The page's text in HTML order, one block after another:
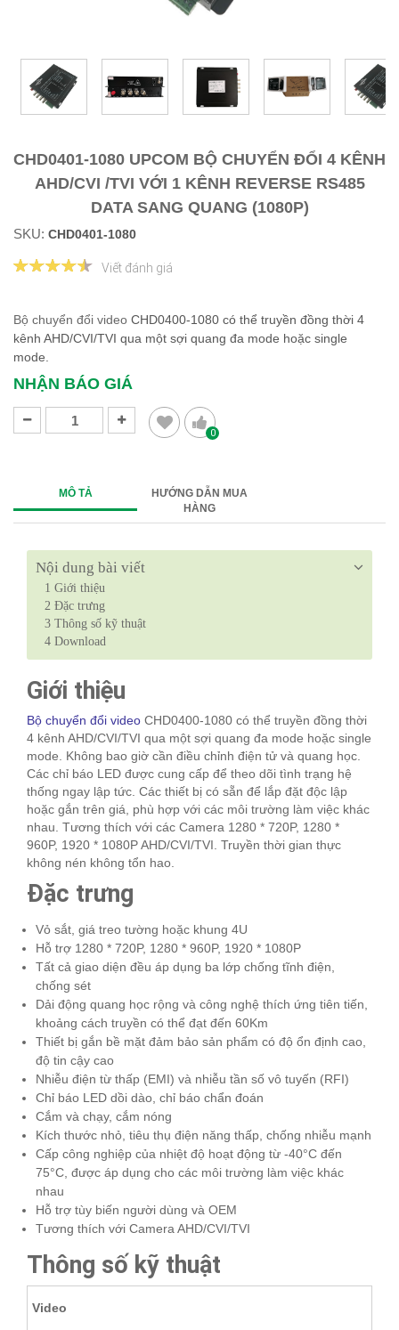
CHD0401-1080 UPCOM BỘ CHUYỂN ĐỔI 4 KÊNH
AHD/CVI /TVI VỚI 1 KÊNH REVERSE RS485
DATA SANG QUANG (1080P)
SKU: CHD0401-1080
Viết đánh giá
Bộ chuyển đổi video CHD0400-1080 có thể truyền đồng thời 4
kênh AHD/CVI/TVI qua một sợi quang đa mode hoặc single
mode.
NHẬN BÁO GIÁ
0
MÔ TẢ
HƯỚNG DẪN MUA
HÀNG
Nội dung bài viết
1 Giới thiệu
2 Đặc trưng
3 Thông số kỹ thuật
4 Download
Giới thiệu
Bộ chuyển đổi video CHD0400-1080 có thể truyền đồng thời
4 kênh AHD/CVI/TVI qua một sợi quang đa mode hoặc single
mode. Không bao giờ cần điều chỉnh điện tử và quang học.
Các chỉ báo LED được cung cấp để theo dõi tình trạng hệ
thống ngay lập tức. Các thiết bị có sẵn để lắp đặt độc lập
hoặc gắn trên giá, phù hợp với các môi trường làm việc khác
nhau. Tương thích với các Camera 1280 * 720P, 1280 *
960P, 1920 * 1080P AHD/CVI/TVI. Truyền thời gian thực
không nén không tổn hao.
Đặc trưng
Vỏ sắt, giá treo tường hoặc khung 4U
Hỗ trợ 1280 * 720P, 1280 * 960P, 1920 * 1080P
Tất cả giao diện đều áp dụng ba lớp chống tĩnh điện,
chống sét
Dải động quang học rộng và công nghệ thích ứng tiên tiến,
khoảng cách truyền có thể đạt đến 60Km
Thiết bị gắn bề mặt đảm bảo sản phẩm có độ ổn định cao,
độ tin cậy cao
Nhiễu điện từ thấp (EMI) và nhiễu tần số vô tuyến (RFI)
Chỉ báo LED dồi dào, chỉ báo chẩn đoán
Cắm và chạy, cắm nóng
Kích thước nhỏ, tiêu thụ điện năng thấp, chống nhiễu mạnh
Cấp công nghiệp của nhiệt độ hoạt động từ -40°C đến
75°C, được áp dụng cho các môi trường làm việc khác
nhau
Hỗ trợ tùy biến người dùng và OEM
Tương thích với Camera AHD/CVI/TVI
Thông số kỹ thuật
Video